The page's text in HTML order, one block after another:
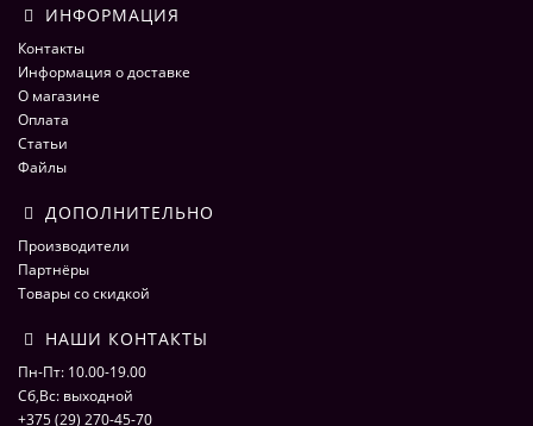
ИНФОРМАЦИЯ
Контакты
Информация о доставке
О магазине
Оплата
Статьи
Файлы
ДОПОЛНИТЕЛЬНО
Производители
Партнёры
Товары со скидкой
НАШИ КОНТАКТЫ
Пн-Пт: 10.00-19.00
Сб,Вс: выходной
+375 (29) 270-45-70